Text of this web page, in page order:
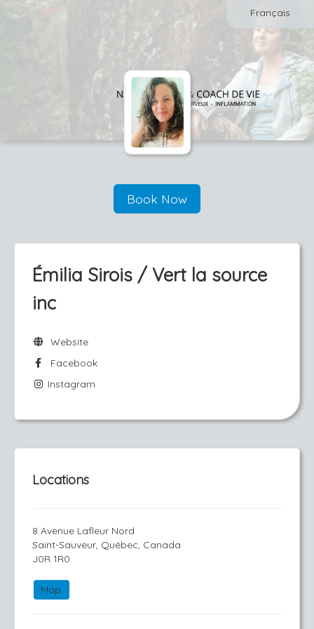
Français
Book Now
Émilia Sirois / Vert la source
inc
Website
Facebook
Instagram
Locations
8 Avenue Lafleur Nord
Saint-Sauveur, Québec, Canada
J0R 1R0
Map